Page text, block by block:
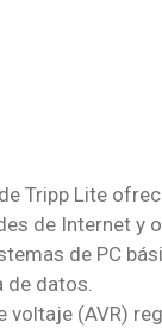
Tripp Lite
de Internet
de PC
de datos.
(AVR)